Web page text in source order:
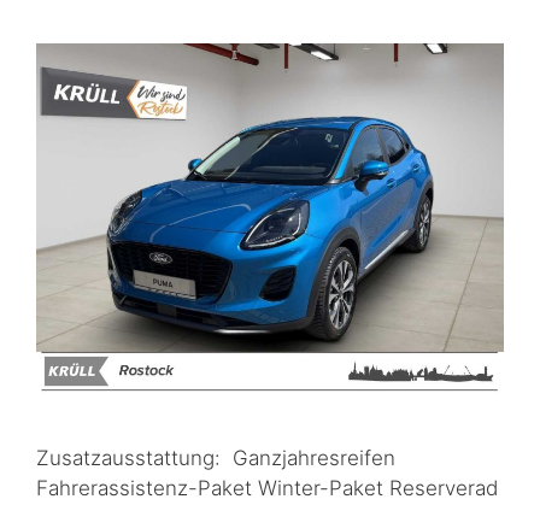
Zusatzausstattung: Ganzjahresreifen
Fahrerassistenz-Paket Winter-Paket Reserverad